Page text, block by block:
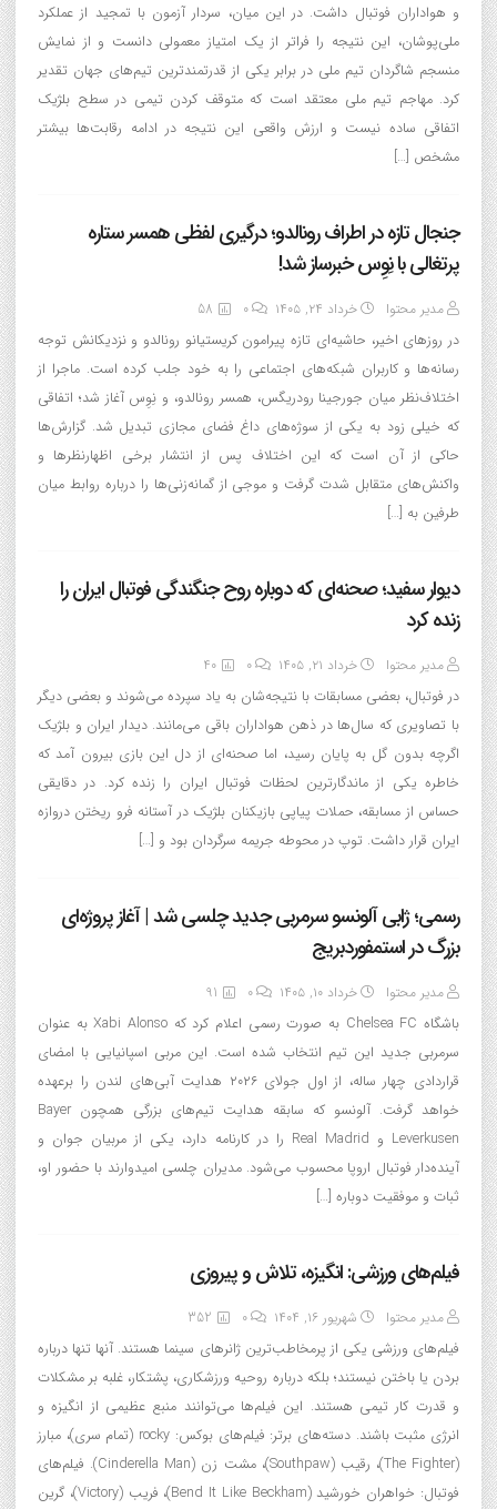
و هواداران فوتبال داشت. در این میان، سردار آزمون با تمجید از عملکرد
ملی‌پوشان، این نتیجه را فراتر از یک امتیاز معمولی دانست و از نمایش
منسجم شاگردان تیم ملی در برابر یکی از قدرتمندترین تیم‌های جهان تقدیر
کرد. مهاجم تیم ملی معتقد است که متوقف کردن تیمی در سطح بلژیک
اتفاقی ساده نیست و ارزش واقعی این نتیجه در ادامه رقابت‌ها بیشتر
مشخص […]
جنجال تازه در اطراف رونالدو؛ درگیری لفظی همسر ستاره
پرتغالی با نِوِس خبرساز شد!
مدیر محتوا خرداد ۲۴, ۱۴۰۵ 0
58
در روزهای اخیر، حاشیه‌ای تازه پیرامون کریستیانو رونالدو و نزدیکانش توجه
رسانه‌ها و کاربران شبکه‌های اجتماعی را به خود جلب کرده است. ماجرا از
اختلاف‌نظر میان جورجینا رودریگس، همسر رونالدو، و نِوِس آغاز شد؛ اتفاقی
که خیلی زود به یکی از سوژه‌های داغ فضای مجازی تبدیل شد. گزارش‌ها
حاکی از آن است که این اختلاف پس از انتشار برخی اظهارنظرها و
واکنش‌های متقابل شدت گرفت و موجی از گمانه‌زنی‌ها را درباره روابط میان
طرفین به […]
دیوار سفید؛ صحنه‌ای که دوباره روح جنگندگی فوتبال ایران را
زنده کرد
مدیر محتوا خرداد ۲۱, ۱۴۰۵ 0
40
در فوتبال، بعضی مسابقات با نتیجه‌شان به یاد سپرده می‌شوند و بعضی دیگر
با تصاویری که سال‌ها در ذهن هواداران باقی می‌مانند. دیدار ایران و بلژیک
اگرچه بدون گل به پایان رسید، اما صحنه‌ای از دل این بازی بیرون آمد که
خاطره یکی از ماندگارترین لحظات فوتبال ایران را زنده کرد. در دقایقی
حساس از مسابقه، حملات پیاپی بازیکنان بلژیک در آستانه فرو ریختن دروازه
ایران قرار داشت. توپ در محوطه جریمه سرگردان بود و […]
رسمی؛ ژابی آلونسو سرمربی جدید چلسی شد | آغاز پروژه‌ای
بزرگ در استمفوردبریج
مدیر محتوا خرداد ۱۰, ۱۴۰۵ 0
91
باشگاه Chelsea FC به صورت رسمی اعلام کرد که Xabi Alonso به عنوان
سرمربی جدید این تیم انتخاب شده است. این مربی اسپانیایی با امضای
قراردادی چهار ساله، از اول جولای ۲۰۲۶ هدایت آبی‌های لندن را برعهده
خواهد گرفت. آلونسو که سابقه هدایت تیم‌های بزرگی همچون Bayer
Leverkusen و Real Madrid را در کارنامه دارد، یکی از مربیان جوان و
آینده‌دار فوتبال اروپا محسوب می‌شود. مدیران چلسی امیدوارند با حضور او،
ثبات و موفقیت دوباره […]
فیلم‌های ورزشی: انگیزه، تلاش و پیروزی
مدیر محتوا شهریور ۱۶, ۱۴۰۴ 0
352
فیلم‌های ورزشی یکی از پرمخاطب‌ترین ژانرهای سینما هستند. آنها تنها درباره
بردن یا باختن نیستند؛ بلکه درباره روحیه ورزشکاری، پشتکار، غلبه بر مشکلات
و قدرت کار تیمی هستند. این فیلم‌ها می‌توانند منبع عظیمی از انگیزه و
انرژی مثبت باشند. دسته‌های برتر: فیلم‌های بوکس: rocky (تمام سری)، مبارز
(The Fighter)، رقیب (Southpaw)، مشت زن (Cinderella Man). فیلم‌های
فوتبال: خواهران خورشید (Bend It Like Beckham)، فریب (Victory)، گرین